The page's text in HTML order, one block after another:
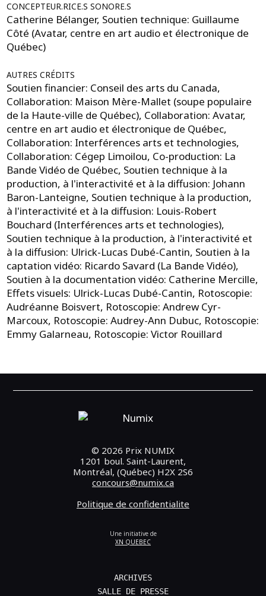
CONCEPTEUR.RICE.S SONORE.S
Catherine Bélanger, Soutien technique: Guillaume
Côté (Avatar, centre en art audio et électronique de
Québec)
AUTRES CRÉDITS
Soutien financier: Conseil des arts du Canada,
Collaboration: Maison Mère-Mallet (soupe populaire
de la Haute-ville de Québec), Collaboration: Avatar,
centre en art audio et électronique de Québec,
Collaboration: Interférences arts et technologies,
Collaboration: Cégep Limoilou, Co-production: La
Bande Vidéo de Québec, Soutien technique à la
production, à l'interactivité et à la diffusion: Johann
Baron-Lanteigne, Soutien technique à la production,
à l'interactivité et à la diffusion: Louis-Robert
Bouchard (Interférences arts et technologies),
Soutien technique à la production, à l'interactivité et
à la diffusion: Ulrick-Lucas Dubé-Cantin, Soutien à la
captation vidéo: Ricardo Savard (La Bande Vidéo),
Soutien à la documentation vidéo: Catherine Mercille,
Effets visuels: Ulrick-Lucas Dubé-Cantin, Rotoscopie:
Audréanne Boisvert, Rotoscopie: Andrew Cyr-
Marcoux, Rotoscopie: Audrey-Ann Dubuc, Rotoscopie:
Emmy Galarneau, Rotoscopie: Victor Rouillard
© 2026 Prix NUMIX
1201 boul. Saint-Laurent,
Montréal, (Québec) H2X 2S6
concours@numix.ca
Politique de confidentialite
Une initiative de
XN QUEBEC
ARCHIVES
SALLE DE PRESSE